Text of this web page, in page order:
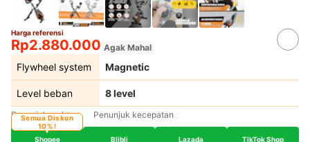
Harga referensi
Rp2.880.000 Agak Mahal
Flywheel system Magnetic
Level beban 8 level
Penunjuk waktu Penunjuk kecepatan
Shopee
Semua Diskon
10%!
Blibli
Lazada TikTok Shop